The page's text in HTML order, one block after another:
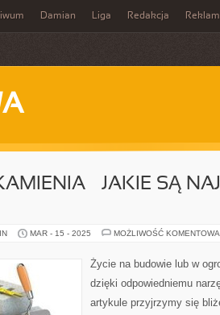
Damian Liga Redakcja
– JAKIE SĄ
MAR - 15 - 2025 MOŻLIWOŚĆ
Życie na budowie lub w
dzięki odpowiedniemu
artykule przyjrzymy się